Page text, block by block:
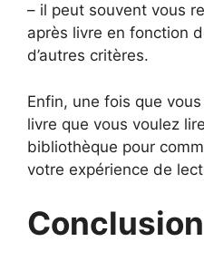
– il peut souvent vous
après livre en fonction
d’autres critères.
Enfin, une fois que
livre que vous voulez
bibliothèque pour
votre expérience de
Conclusion